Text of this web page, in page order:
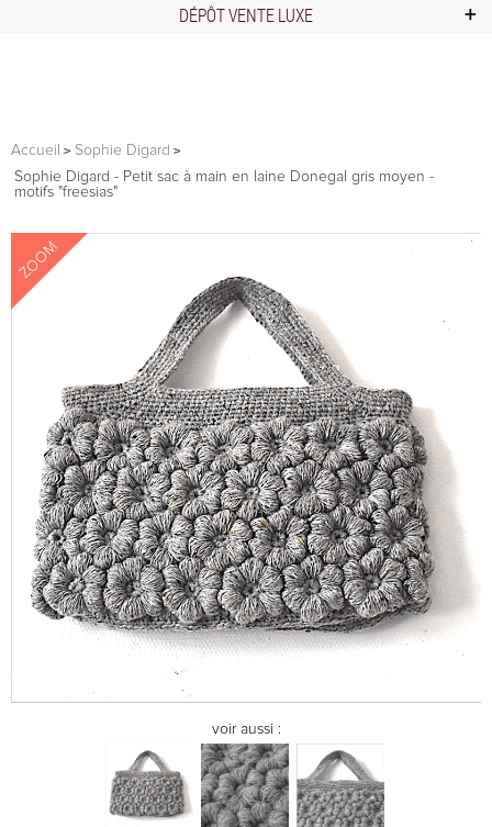
DÉPÔT VENTE LUXE
Accueil
Sophie Digard
Sophie Digard - Petit sac à main en laine Donegal gris moyen -
motifs "freesias"
ZOOM
voir aussi :